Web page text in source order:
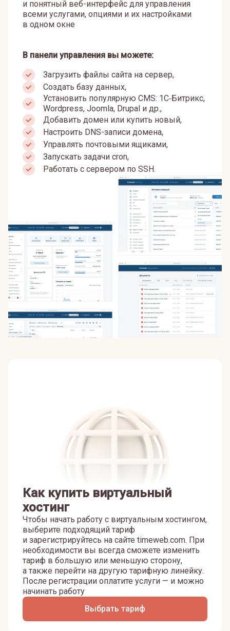
и понятный веб-интерфейс для управления
всеми услугами, опциями и их настройками
в одном окне
В панели управления вы можете:
Загрузить файлы сайта на сервер,
Создать базу данных,
Установить популярную CMS: 1С‑Битрикс,
Wordpress, Joomla, Drupal и др.,
Добавить домен или купить новый,
Настроить DNS-записи домена,
Управлять почтовыми ящиками,
Запускать задачи cron,
Работать с сервером по SSH.
Как купить виртуальный
хостинг
Чтобы начать работу с виртуальным хостингом,
выберите подходящий тариф
и зарегистрируйтесь на сайте timeweb.com. При
необходимости вы всегда сможете изменить
тариф в большую или меньшую сторону,
а также перейти на другую тарифную линейку.
После регистрации оплатите услуги — и можно
начинать работу
Выбрать тариф